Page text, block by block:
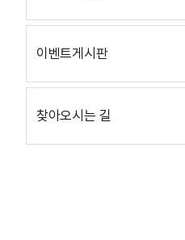
이벤트게시판
찾아오시는 길